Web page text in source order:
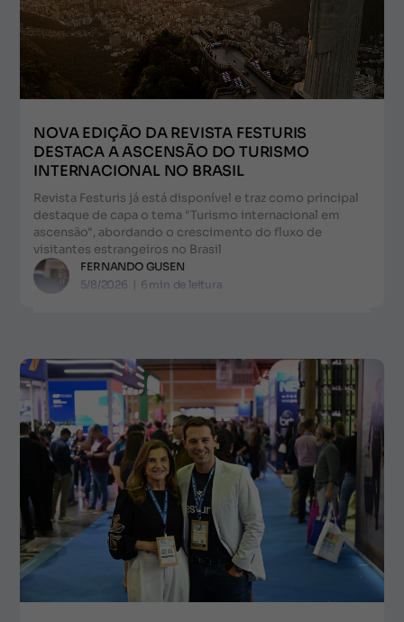
NOVA EDIÇÃO DA REVISTA FESTURIS
DESTACA A ASCENSÃO DO TURISMO
INTERNACIONAL NO BRASIL
Revista Festuris já está disponível e traz como principal
destaque de capa o tema "Turismo internacional em
ascensão", abordando o crescimento do fluxo de
visitantes estrangeiros no Brasil
FERNANDO GUSEN
5/8/2026 | 6 min de leitura